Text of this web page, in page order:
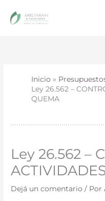
Inicio
Ley 26.562 –
QUEMA
Ley 26.562 –
Dejá un comentario / Por